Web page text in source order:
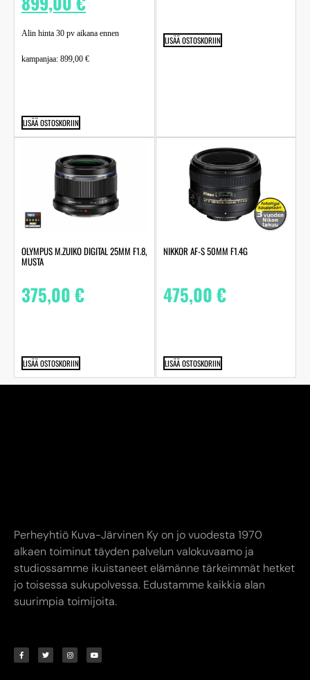
Alin hinta 30 pv aikana ennen
kampanjaa: 899,00 €
LISÄÄ OSTOSKORIIN
LISÄÄ OSTOSKORIIN
OLYMPUS M.ZUIKO DIGITAL 25MM F1.8,
MUSTA
375,00€
LISÄÄ OSTOSKORIIN
NIKKOR AF-S 50MM F1.4G
475,00€
LISÄÄ OSTOSKORIIN
Perheyhtiö Kuva-Järvinen Ky on jo vuodesta 1970
alkaen toiminut täyden palvelun valokuvaamo ja
studiossamme ikuistaneet elämänne tärkeimmät hetket
jo toisessa sukupolvessa. Edustamme kaikkia alan
suurimpia toimijoita.